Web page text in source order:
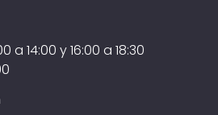
a 14:00 y 16:00 a 18:30